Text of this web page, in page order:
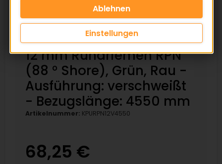
12 mm Rundriemen RPN
(88 ° Shore), Grün, Rau -
Ausführung: verschweißt
- Bezugslänge: 4550 mm
Artikelnummer: KPURPN12V4550
68,25 €
Einstellungen